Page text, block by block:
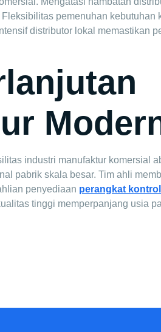
pemenuhan kebutuhan
distributor lokal memastikan
industri manufaktur komersial
pabrik skala besar. Tim ahli
penyediaan perangkat kontrol
tinggi memperpanjang usia